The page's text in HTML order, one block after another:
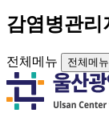
감염병관리
전체메뉴 전체메